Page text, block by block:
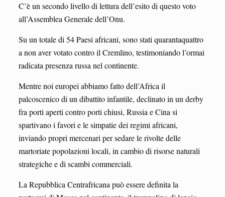
C’è un secondo livello di lettura dell’esito di questo voto
all’Assemblea Generale dell’Onu.
Su un totale di 54 Paesi africani, sono stati quarantaquattro
a non aver votato contro il Cremlino, testimoniando l’ormai
radicata presenza russa nel continente.
Mentre noi europei abbiamo fatto dell’Africa il
palcoscenico di un dibattito infantile, declinato in un derby
fra porti aperti contro porti chiusi, Russia e Cina si
spartivano i favori e le simpatie dei regimi africani,
inviando propri mercenari per sedare le rivolte delle
martoriate popolazioni locali, in cambio di risorse naturali
strategiche e di scambi commerciali.
La Repubblica Centrafricana può essere definita la